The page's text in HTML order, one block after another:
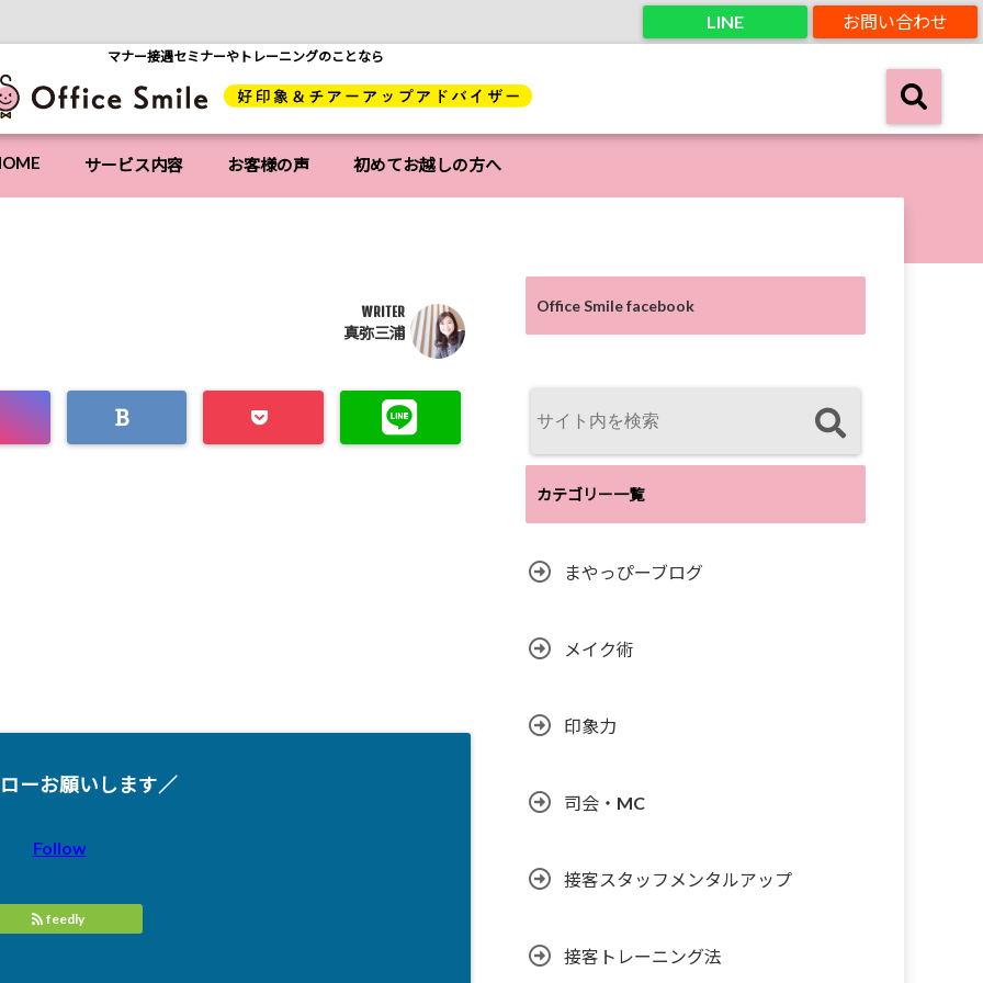
お問い合わせ
LINE
マナー接遇セミナーやトレーニングのことなら
サービス内容 お客様の声 初めてお越しの方へ
WRITER
真弥三浦
ーお願いします／
Follow
feedly
Office Smile facebook
カテゴリー一覧
まやっぴーブログ
メイク術
印象力
司会・MC
接客スタッフメンタルアップ
接客トレーニング法